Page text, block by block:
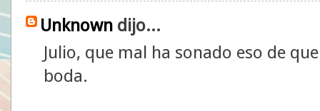
Unknown dijo...
Julio, que mal ha sonado eso de
boda.